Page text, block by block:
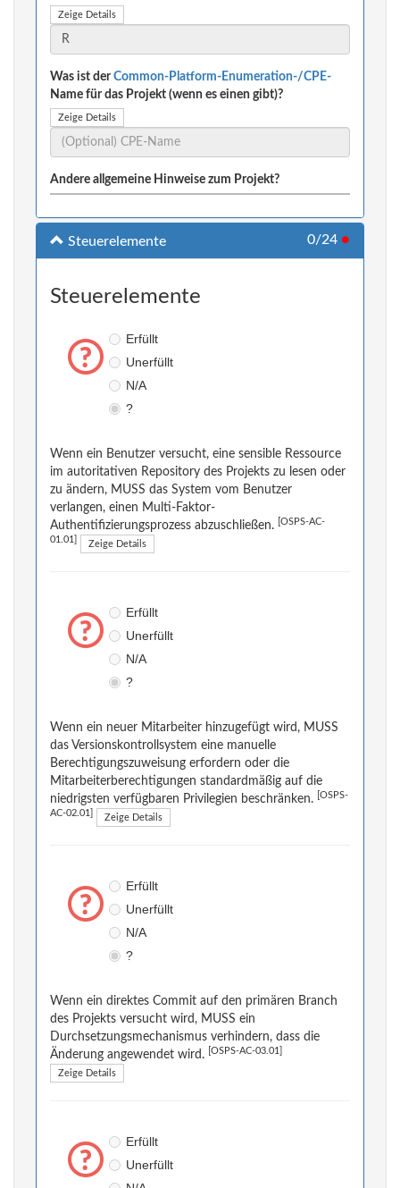
Zeige Details
Was ist derCommon-Platform-Enumeration-/CPE-
Name für das Projekt (wenn es einen gibt)?
Zeige Details
Andere allgemeine Hinweise zum Projekt?
Steuerelemente 0/24 ●
Steuerelemente
Erfüllt
Unerfüllt
N/A
?
Wenn ein Benutzer versucht, eine sensible Ressource
im autoritativen Repository des Projekts zu lesen oder
zu ändern, MUSS das System vom Benutzer
verlangen, einen Multi-Faktor-
Authentifizierungsprozess abzuschließen.
[OSPS-AC-
01.01] Zeige Details
Erfüllt
Unerfüllt
N/A
?
Wenn ein neuer Mitarbeiter hinzugefügt wird, MUSS
das Versionskontrollsystem eine manuelle
Berechtigungszuweisung erfordern oder die
Mitarbeiterberechtigungen standardmäßig auf die
niedrigsten verfügbaren Privilegien beschränken.
[OSPS-
AC-02.01] Zeige Details
Erfüllt
Unerfüllt
N/A
?
Wenn ein direktes Commit auf den primären Branch
des Projekts versucht wird, MUSS ein
Durchsetzungsmechanismus verhindern, dass die
Änderung angewendet wird.
[OSPS-AC-03.01]
Zeige Details
Erfüllt
Unerfüllt